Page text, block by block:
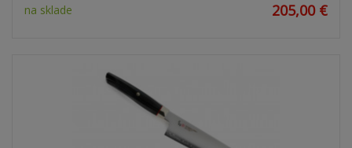
na sklade 205,00 €